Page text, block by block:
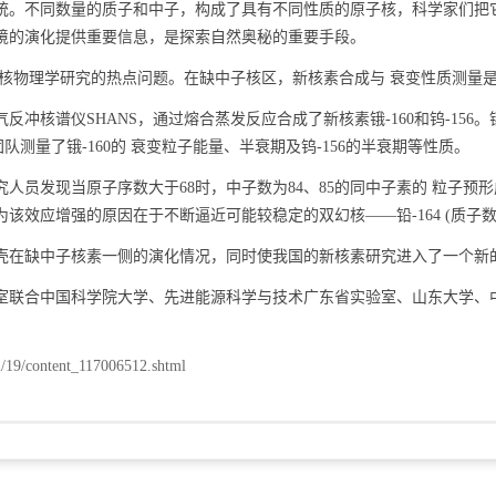
同数量的质子和中子，构成了具有不同性质的原子核，科学家们把
演化提供重要信息，是探索自然奥秘的重要手段。
学研究的热点问题。在缺中子核区，新核素合成与 衰变性质测量
核谱仪SHANS，通过熔合蒸发反应合成了新核素锇-160和钨-156。
测量了锇-160的 衰变粒子能量、半衰期及钨-156的半衰期等性质。
发现当原子序数大于68时，中子数为84、85的同中子素的 粒子预形
该效应增强的原因在于不断逼近可能较稳定的双幻核——铅-164 (质子
中子核素一侧的演化情况，同时使我国的新核素研究进入了一个新
中国科学院大学、先进能源科学与技术广东省实验室、山东大学、
content_117006512.shtml